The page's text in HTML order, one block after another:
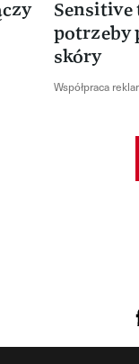
Sensitive
potrzeby
skóry
Współpraca